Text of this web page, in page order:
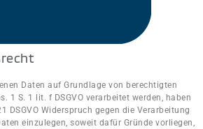
Daten auf Grundlage von berechtigten
1 S. 1 lit. f DSGVO verarbeitet werden, haben
DSGVO Widerspruch gegen die Verarbeitung
einzulegen, soweit dafür Gründe vorliegen,